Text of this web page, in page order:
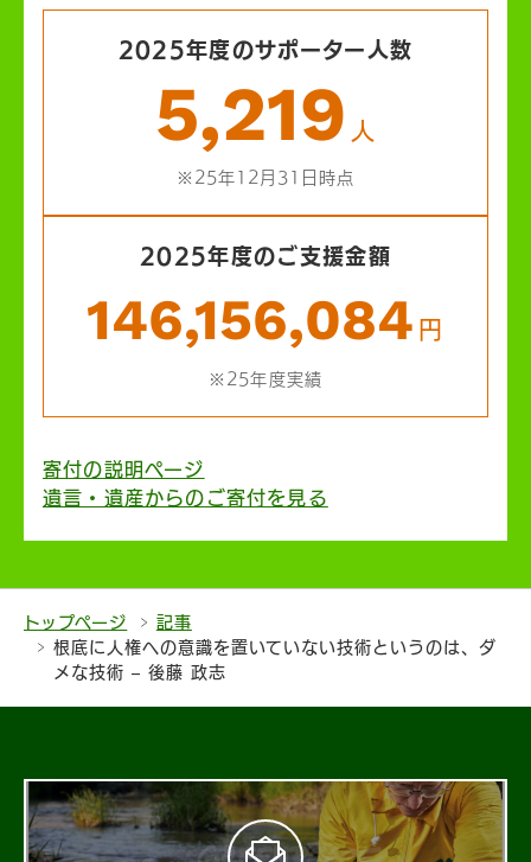
2025年度のサポーター人数
5,219 人
※25年12月31日時点
2025年度のご支援金額
146,156,084 円
※25年度実績
寄付の説明ページ
遺言・遺産からのご寄付を見る
トップページ
記事
根底に人権への意識を置いていない技術というのは、ダ
メな技術 – 後藤 政志